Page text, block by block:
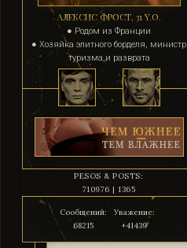
АЛЕКСИС ФРОСТ, 31 Y.O.
● Родом из Франции
● Хозяйка элитного борделя, министр
туризма и разврата
PESOS & POSTS:
710976 | 1365
Сообщений:
68215
Уважение:
+41439